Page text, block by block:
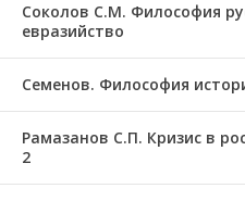
Соколов С.М. Философия
евразийство
Семенов. Философия
Рамазанов С.П. Кризис в
2